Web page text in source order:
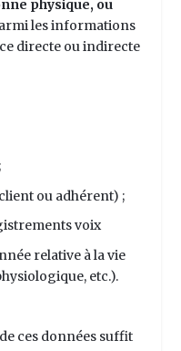
physique, ou
les informations
directe ou indirecte
ou adhérent) ;
voix
relative à la vie
etc.).
ces données suffit